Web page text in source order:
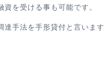
を受ける事も可能です。
手法を手形貸付と言います